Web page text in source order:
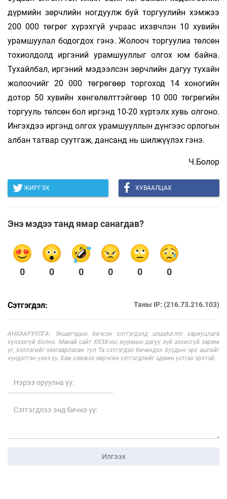
дүрмийн зөрчлийн ногдуулж буй торгуулийн хэмжээ
200 000 төгрөг хүрэхгүй учраас ихэвчлэн 10 хувийн
урамшуулал бодогдох гэнэ. Жолооч торгуулиа төлсөн
тохиолдолд иргэний урамшууллыг олгох юм байна.
Тухайлбал, иргэний мэдээлсэн зөрчлийн дагуу тухайн
жолоочийг 20 000 төгрөгөөр торгоход 14 хоногийн
дотор 50 хувийн хөнгөлөлттэйгөөр 10 000 төгрөгийн
торгууль төлсөн бол иргэнд 10-20 хүртэлх хувь олгоно.
Ингэхдээ иргэнд олгох урамшууллын дүнгээс орлогын
албан татвар суутгаж, дансанд нь шилжүүлэх гэнэ.
Ч.Болор
ЖИРГЭХ ХУВААЛЦАХ
Энэ мэдээ танд ямар санагдав?
0 0 0 0 0 0
Сэтгэгдэл: Таны IP: (216.73.216.103)
АНХААРУУЛГА: Уншигчдын бичсэн сэтгэгдэлд unuudur.mn хариуцлага
хүлээхгүй болно. Манай сайт ХХЗХ-ны журмын дагуу зүй зохисгүй зарим
үг, хэллэгийг хязгаарласан тул Та сэтгэгдэл бичихдээ бусдын эрх ашгийг
хүндэтгэн үзнэ үү. Хэм хэмжээ зөрчсөн сэтгэгдлийг админ устгах эрхтэй.
Илгээх